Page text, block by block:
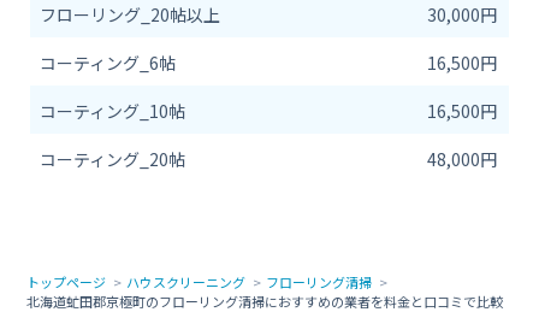
フローリング_20帖以上
30,000円
コーティング_6帖
16,500円
コーティング_10帖
16,500円
コーティング_20帖
48,000円
トップページ ハウスクリーニング
フローリング清掃
北海道虻田郡京極町のフローリング清掃におすすめの業者を料金と口コミで比較